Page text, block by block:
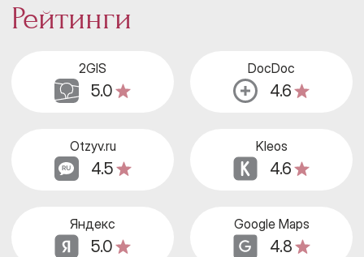
Рейтинги
2GIS
5.0
DocDoc
4.6
Otzyv.ru
4.5
Kleos
4.6
Яндекс
5.0
Google Maps
4.8